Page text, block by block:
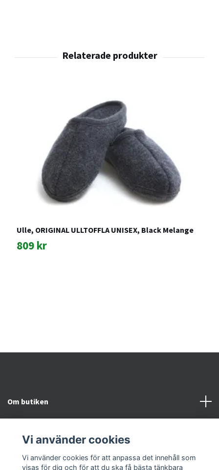
Ulle, ORIGINAL ULLTOFFLA UNISEX, Black Melange
809 kr
Om butiken
Snabblänkar
Vi använder cookies
Vi använder cookies för att anpassa det innehåll som
visas för dig och för att du ska få bästa tänkbara